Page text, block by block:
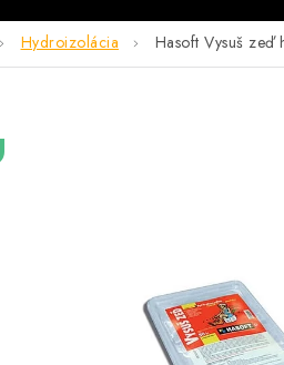
Hydroizolácia Hasoft Vysuš